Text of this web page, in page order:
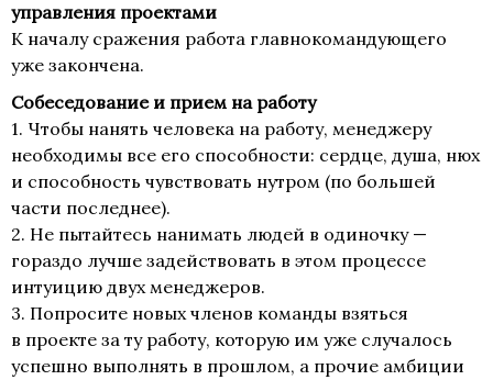
управления проектами
К началу сражения работа главнокомандующего
уже закончена.
Собеседование и прием на работу
1. Чтобы нанять человека на работу, менеджеру
необходимы все его способности: сердце, душа, нюх
и способность чувствовать нутром (по большей
части последнее).
2. Не пытайтесь нанимать людей в одиночку —
гораздо лучше задействовать в этом процессе
интуицию двух менеджеров.
3. Попросите новых членов команды взяться
в проекте за ту работу, которую им уже случалось
успешно выполнять в прошлом, а прочие амбиции